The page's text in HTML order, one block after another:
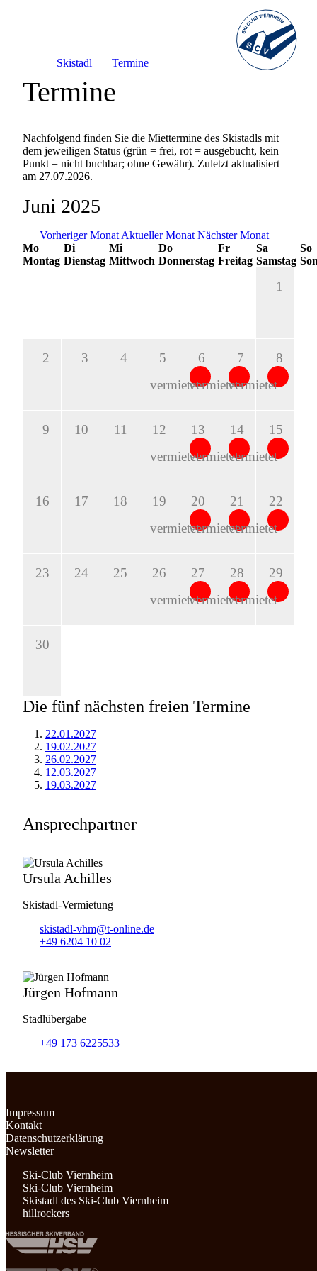
Skistadl Termine
Termine
Nachfolgend finden Sie die Miettermine des Skistadls mit
dem jeweiligen Status (grün = frei, rot = ausgebucht, kein
Punkt = nicht buchbar; ohne Gewähr). Zuletzt aktualisiert
am 27.07.2026.
Juni 2025
Vorheriger Monat Aktueller Monat Nächster Monat
Mo
Montag
Di
Dienstag
Mi
Mittwoch
Do
Donnerstag
Fr
Freitag
Sa
Samstag
So
1
2 3 4 5
6
vermietet
7
vermietet
8
vermietet
9 10 11 12
13
vermietet
14
vermietet
15
vermietet
16 17 18 19
20
vermietet
21
vermietet
22
vermietet
23 24 25 26
27
vermietet
28
vermietet
29
vermietet
30
Die fünf nächsten freien Termine
22.01.2027
19.02.2027
26.02.2027
12.03.2027
19.03.2027
Ansprechpartner
Ursula Achilles
Skistadl-Vermietung
skistadl-vhm@t-online.de
+49 6204 10 02
Jürgen Hofmann
Stadlübergabe
+49 173 6225533
Impressum
Kontakt
Datenschutzerklärung
Newsletter
Ski-Club Viernheim
Ski-Club Viernheim
Skistadl des Ski-Club Viernheim
hillrockers